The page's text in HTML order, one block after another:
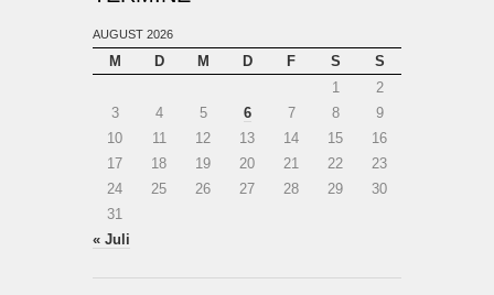
AUGUST 2026
M D M D F S
S
1
2
3
4 5 6 7 8
9
10
11 12 13 14 15
16
17
18 19 20 21 22
23
24
25 26 27 28 29
30
31
« Juli